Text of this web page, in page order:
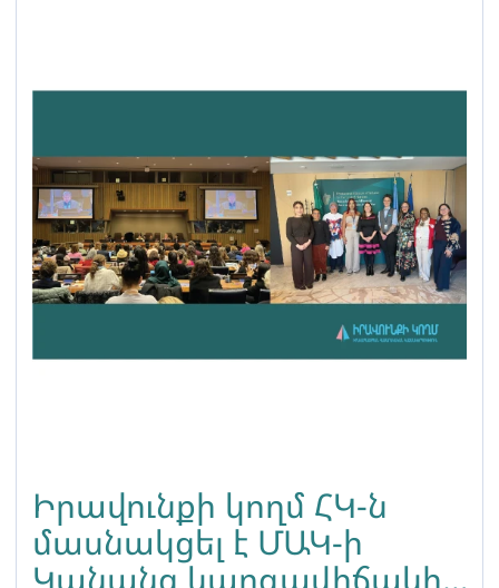
Իրավունքի կողմ ՀԿ-ն
մասնակցել է ՄԱԿ-ի
Կանանց կարգավիճակի